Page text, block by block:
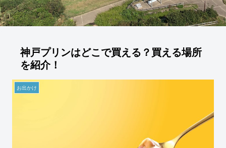
神戸プリンはどこで買える？買える場所
を紹介！
お出かけ